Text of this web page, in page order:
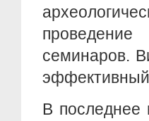
семинаров.
эффективный
В последнее